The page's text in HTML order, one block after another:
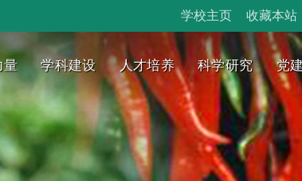
学校主页 收藏本站
量 学科建设 人才培养 科学研究 党